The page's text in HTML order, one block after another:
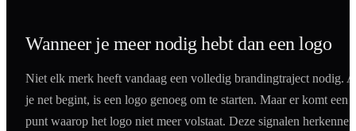
Wanneer je meer nodig hebt dan een logo
Niet elk merk heeft vandaag een volledig brandingtraject nodig.
je net begint, is een logo genoeg om te starten. Maar er komt een
punt waarop het logo niet meer volstaat. Deze signalen